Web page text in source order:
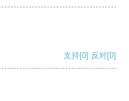
支持[0] 反对[0]